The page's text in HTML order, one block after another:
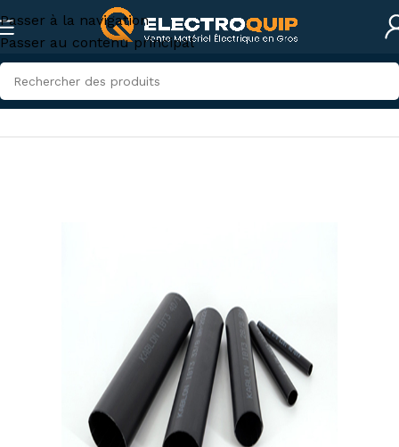
Passer à la navigation
Passer au contenu principal
Accueil/Boite Résine et Gaine thermo